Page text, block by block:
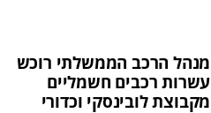
מנהל הרכב הממשלתי רוכש
עשרות רכבים חשמליים
מקבוצת לובינסקי וכדורי